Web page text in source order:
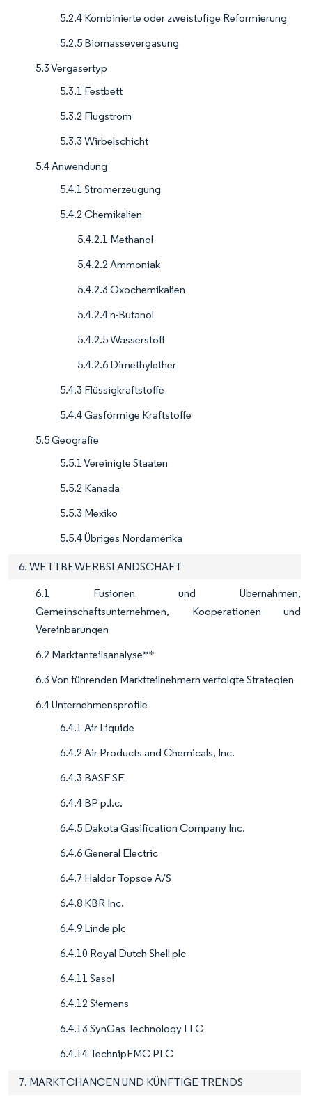
5.2.4 Kombinierte oder zweistufige Reformierung
5.2.5 Biomassevergasung
5.3 Vergasertyp
5.3.1 Festbett
5.3.2 Flugstrom
5.3.3 Wirbelschicht
5.4 Anwendung
5.4.1 Stromerzeugung
5.4.2 Chemikalien
5.4.2.1 Methanol
5.4.2.2 Ammoniak
5.4.2.3 Oxochemikalien
5.4.2.4 n-Butanol
5.4.2.5 Wasserstoff
5.4.2.6 Dimethylether
5.4.3 Flüssigkraftstoffe
5.4.4 Gasförmige Kraftstoffe
5.5 Geografie
5.5.1 Vereinigte Staaten
5.5.2 Kanada
5.5.3 Mexiko
5.5.4 Übriges Nordamerika
6. WETTBEWERBSLANDSCHAFT
6.1 Fusionen und Übernahmen,
Gemeinschaftsunternehmen, Kooperationen und
Vereinbarungen
6.2 Marktanteilsanalyse**
6.3 Von führenden Marktteilnehmern verfolgte Strategien
6.4 Unternehmensprofile
6.4.1 Air Liquide
6.4.2 Air Products and Chemicals, Inc.
6.4.3 BASF SE
6.4.4 BP p.l.c.
6.4.5 Dakota Gasification Company Inc.
6.4.6 General Electric
6.4.7 Haldor Topsoe A/S
6.4.8 KBR Inc.
6.4.9 Linde plc
6.4.10 Royal Dutch Shell plc
6.4.11 Sasol
6.4.12 Siemens
6.4.13 SynGas Technology LLC
6.4.14 TechnipFMC PLC
7. MARKTCHANCEN UND KÜNFTIGE TRENDS